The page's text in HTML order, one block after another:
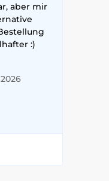
aber mir
:)